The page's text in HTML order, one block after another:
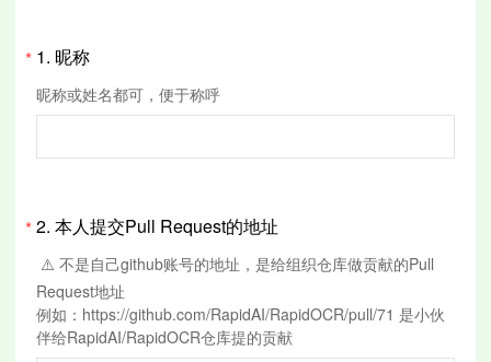
* 1. 昵称
昵称或姓名都可，便于称呼
*2. 本人提交Pull Request的地址
⚠️ 不是自己github账号的地址，是给组织仓库做贡献的Pull
Request地址
例如：https://github.com/RapidAI/RapidOCR/pull/71 是小伙
伴给RapidAI/RapidOCR仓库提的贡献